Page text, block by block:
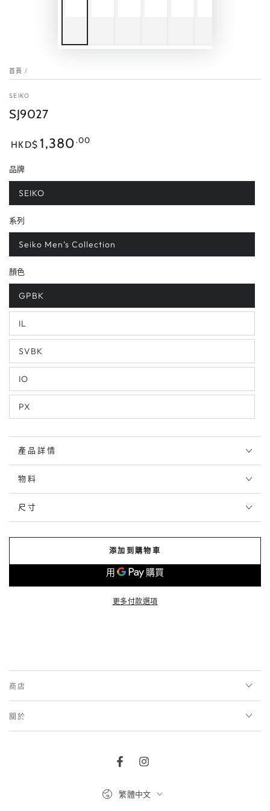
首頁 /
SEIKO
SJ9027
正
價
HKD$ 1,380.00
品牌
SEIKO
系列
Seiko Men’s Collection
顏色
GPBK
IL
SVBK
IO
PX
產品詳情
物料
尺寸
添加到購物車
更多付款選項
商店
關於
FacebookInstagram
言
繁體中文